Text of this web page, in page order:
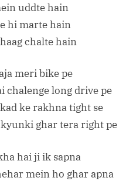
uddte hain
hi marte hain
chalte hain
meri bike pe
chalenge long drive pe
ke rakhna tight se
ghar tera right pe
hai ji ik sapna
mein ho ghar apna